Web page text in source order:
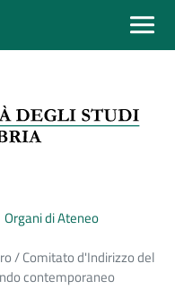
Organi di Ateneo
/ Comitato d'Indirizzo del
contemporaneo